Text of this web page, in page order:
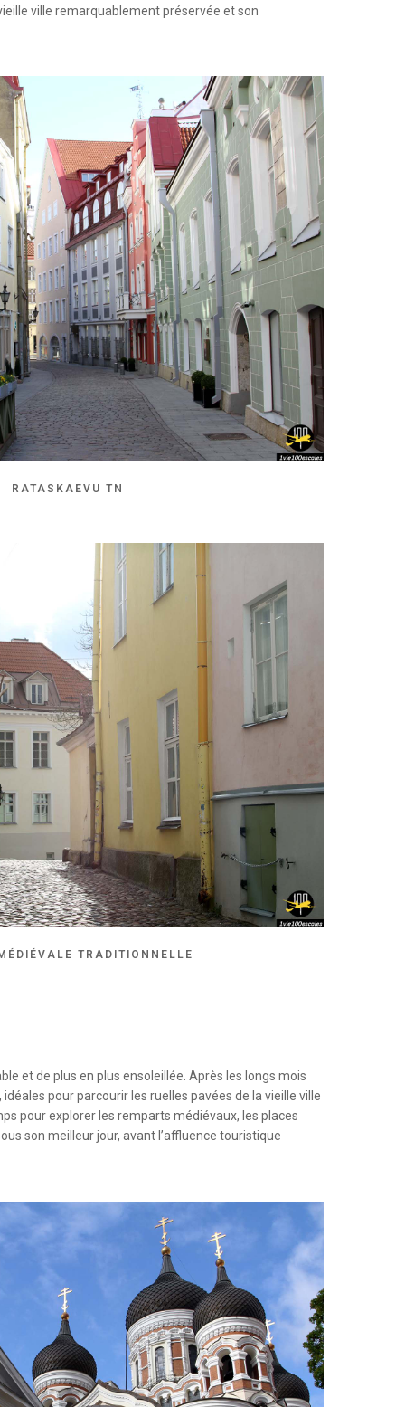
ville remarquablement préservée et son
RATASKAEVU TN
TRADITIONNELLE
et de plus en plus ensoleillée. Après les longs mois
pour parcourir les ruelles pavées de la vieille ville
pour explorer les remparts médiévaux, les places
son meilleur jour, avant l’affluence touristique